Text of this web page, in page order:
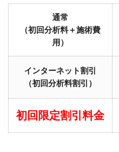
通常
（初回分析料＋施術費
用）
インターネット割引
（初回分析料割引）
初回限定割引料金